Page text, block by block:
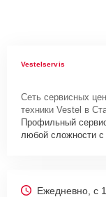
Vestelservis
Сеть сервисных
техники Vestel в
Профильный
любой сложности с
Ежедневно, с